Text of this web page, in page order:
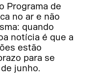
Programa de
no ar e não
quando
notícia é que a
estão
para se
junho.